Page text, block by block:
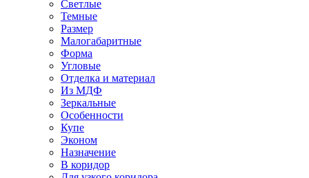
Светлые
Темные
Размер
Малогабаритные
Форма
Угловые
Отделка и материал
Из МДФ
Зеркальные
Особенности
Купе
Эконом
Назначение
В коридор